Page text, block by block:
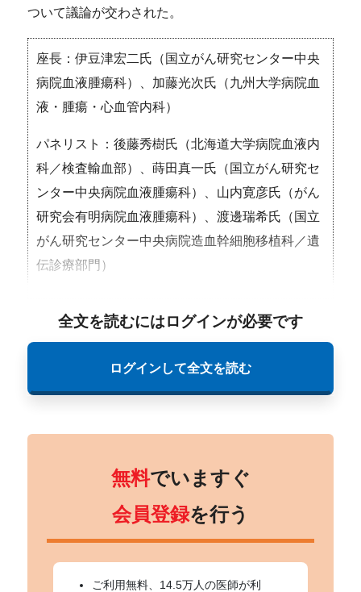
ついて議論が交わされた。
座長：伊豆津宏二氏（国立がん研究センター中央
病院血液腫瘍科）、加藤光次氏（九州大学病院血
液・腫瘍・心血管内科）
パネリスト：後藤秀樹氏（北海道大学病院血液内
科／検査輸血部）、蒔田真一氏（国立がん研究セ
ンター中央病院血液腫瘍科）、山内寛彦氏（がん
研究会有明病院血液腫瘍科）、渡邊瑞希氏（国立
がん研究センター中央病院造血幹細胞移植科／遺
伝診療部門）
全文を読むにはログインが必要です
ログインして全文を読む
無料でいますぐ
会員登録を行う
ご利用無料、14.5万人の医師が利